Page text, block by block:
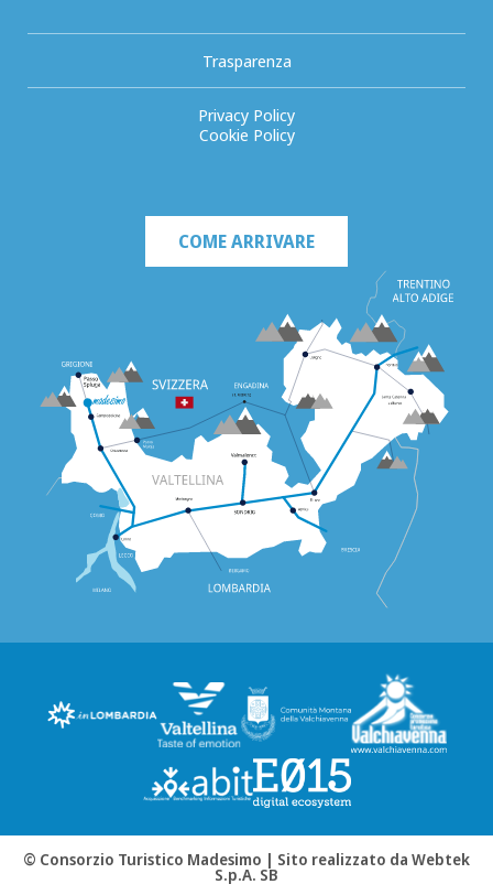
Trasparenza
Privacy Policy
Cookie Policy
COME ARRIVARE
© Consorzio Turistico Madesimo | Sito realizzato da Webtek
S.p.A. SB